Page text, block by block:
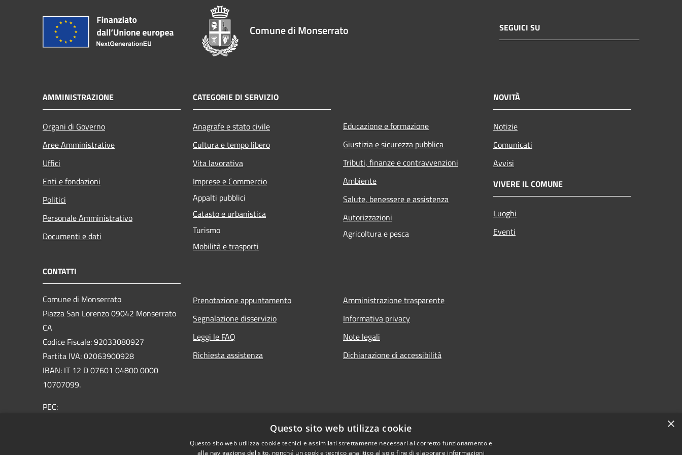
Comune di Monserrato SEGUICI SU
AMMINISTRAZIONE
Organi di Governo
Aree Amministrative
Uffici
Enti e fondazioni
Politici
Personale Amministrativo
Documenti e dati
CATEGORIE DI SERVIZIO
Anagrafe e stato civile
Cultura e tempo libero
Vita lavorativa
Imprese e Commercio
Appalti pubblici
Catasto e urbanistica
Turismo
Mobilità e trasporti
Educazione e formazione
Giustizia e sicurezza pubblica
Tributi, finanze e contravvenzioni
Ambiente
Salute, benessere e assistenza
Autorizzazioni
Agricoltura e pesca
NOVITÀ
Notizie
Comunicati
Avvisi
VIVERE IL COMUNE
Luoghi
Eventi
CONTATTI
Comune di Monserrato
Piazza San Lorenzo 09042 Monserrato
CA
Codice Fiscale: 92033080927
Partita IVA: 02063900928
IBAN: IT 12 D 07601 04800 0000
10707099.
PEC:
Prenotazione appuntamento
Segnalazione disservizio
Leggi le FAQ
Richiesta assistenza
Amministrazione trasparente
Informativa privacy
Note legali
Dichiarazione di accessibilità
×
Questo sito web utilizza cookie
Questo sito web utilizza cookie tecnici e assimilati strettamente necessari al corretto funzionamento e
alla navigazione del sito, nonché un cookie tecnico analitico al solo fine di elaborare informazioni